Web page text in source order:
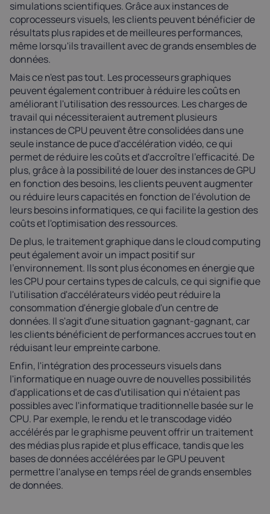
simulations scientifiques. Grâce aux instances de
coprocesseurs visuels, les clients peuvent bénéficier de
résultats plus rapides et de meilleures performances,
même lorsqu'ils travaillent avec de grands ensembles de
données.
Mais ce n'est pas tout. Les processeurs graphiques
peuvent également contribuer à réduire les coûts en
améliorant l'utilisation des ressources. Les charges de
travail qui nécessiteraient autrement plusieurs
instances de CPU peuvent être consolidées dans une
seule instance de puce d'accélération vidéo, ce qui
permet de réduire les coûts et d'accroître l'efficacité. De
plus, grâce à la possibilité de louer des instances de GPU
en fonction des besoins, les clients peuvent augmenter
ou réduire leurs capacités en fonction de l'évolution de
leurs besoins informatiques, ce qui facilite la gestion des
coûts et l'optimisation des ressources.
De plus, le traitement graphique dans le cloud computing
peut également avoir un impact positif sur
l'environnement. Ils sont plus économes en énergie que
les CPU pour certains types de calculs, ce qui signifie que
l'utilisation d'accélérateurs vidéo peut réduire la
consommation d'énergie globale d'un centre de
données. Il s'agit d'une situation gagnant-gagnant, car
les clients bénéficient de performances accrues tout en
réduisant leur empreinte carbone.
Enfin, l'intégration des processeurs visuels dans
l'informatique en nuage ouvre de nouvelles possibilités
d'applications et de cas d'utilisation qui n'étaient pas
possibles avec l'informatique traditionnelle basée sur le
CPU. Par exemple, le rendu et le transcodage vidéo
accélérés par le graphisme peuvent offrir un traitement
des médias plus rapide et plus efficace, tandis que les
bases de données accélérées par le GPU peuvent
permettre l'analyse en temps réel de grands ensembles
de données.